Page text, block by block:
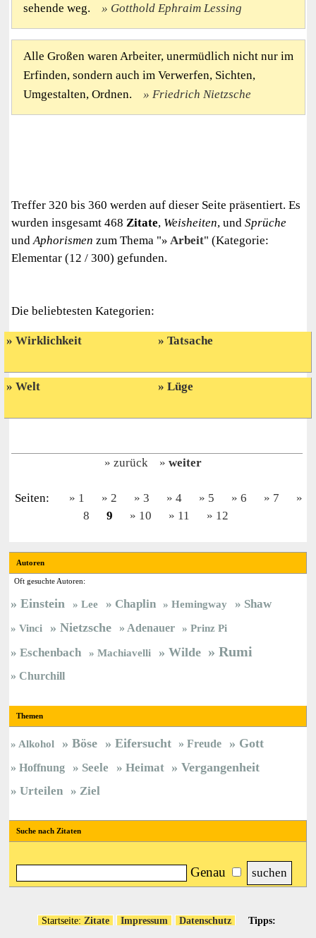
sehende weg.
Gotthold Ephraim Lessing
Alle Großen waren Arbeiter, unermüdlich nicht nur im
Erfinden, sondern auch im Verwerfen, Sichten,
Umgestalten, Ordnen.
Friedrich Nietzsche
Treffer 320 bis 360 werden auf dieser Seite präsentiert. Es
wurden insgesamt 468Zitate, Weisheiten, undSprüche
undAphorismen zum Thema " Arbeit" (Kategorie:
Elementar (12 / 300) gefunden.
Die beliebtesten Kategorien:
Wirklichkeit
Welt
Tatsache
Lüge
zurück weiter
Seiten: 1 2 3 4 5 6
7
8
9 10 11 12
Autoren
Oft gesuchte Autoren:
Einstein Lee Chaplin Hemingway Shaw
Vinci Nietzsche Adenauer Prinz Pi
Eschenbach Machiavelli Wilde Rumi
Churchill
Themen
Alkohol Böse Eifersucht Freude Gott
Hoffnung Seele Heimat Vergangenheit
Urteilen Ziel
Suche nach Zitaten
Genau
Startseite: Zitate Impressum Datenschutz Tipps: